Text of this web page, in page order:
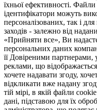
їхньої ефективності.
ідентифікатори можуть
персоналізованих, так і
заходів - залежно від
«Прийняти все», Ви
персональних даних
її Довіреними партнерами,
реклами, що
хочете надавати згоду,
відкликати вже надану
тій мірі, в якій файли
дані, підставою для їх